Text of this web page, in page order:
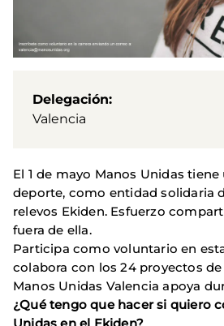
Delegación
Valencia
El 1 de mayo Manos Unidas
deporte, como entidad solidaria
relevos Ekiden. Esfuerzo
fuera de ella.
Participa como voluntario en
colabora con los 24 proyectos
Manos Unidas Valencia apoya
¿Qué tengo que hacer si quiero